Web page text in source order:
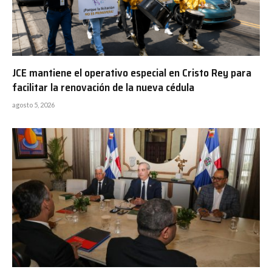
JCE mantiene el operativo especial en Cristo Rey para
facilitar la renovación de la nueva cédula
agosto 5, 2026